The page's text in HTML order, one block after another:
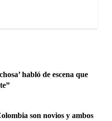
habló de escena que
son novios y ambos